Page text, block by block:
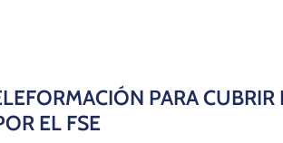
PARA
EL FSE